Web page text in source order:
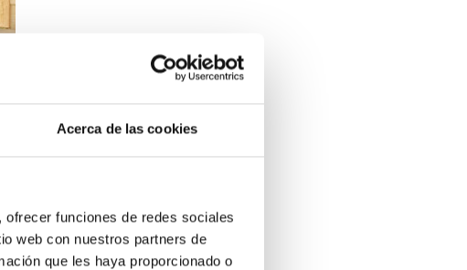
Acerca de las cookies
funciones de redes sociales
web con nuestros partners de
que les haya proporcionado o